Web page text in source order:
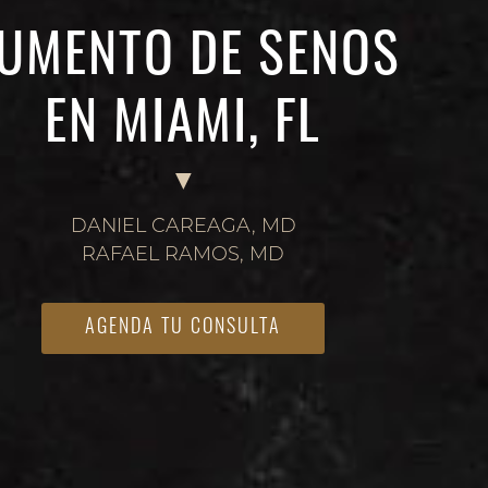
DE SENOS
EN MIAMI, FL
DANIEL CAREAGA, MD
RAFAEL RAMOS, MD
AGENDA TU CONSULTA